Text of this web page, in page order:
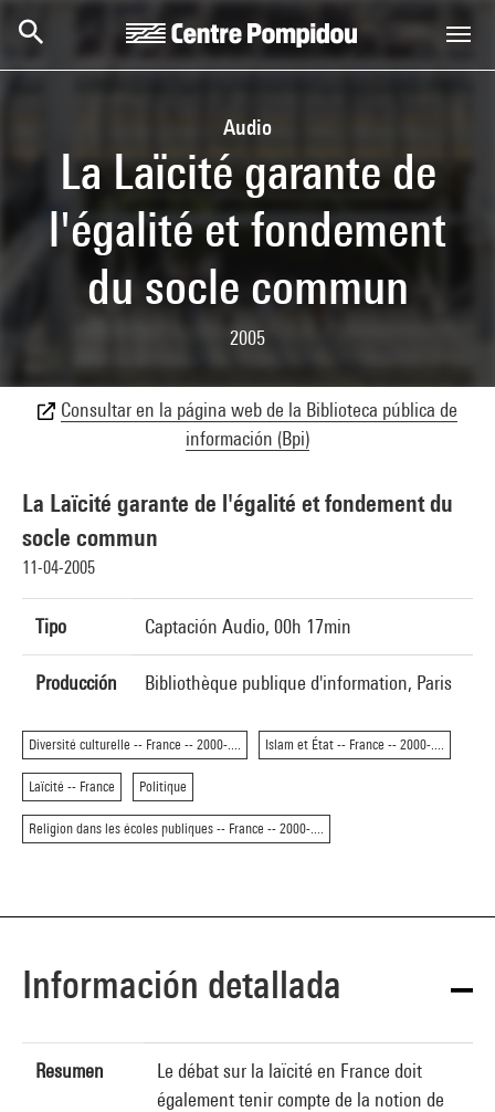
Audio
La Laïcité garante de
l'égalité et fondement
du socle commun
2005
Consultar en la página web de la Biblioteca pública de
información (Bpi)
La Laïcité garante de l'égalité et fondement du
socle commun
11-04-2005
Tipo Captación Audio, 00h 17min
Producción Bibliothèque publique d'information, Paris
Diversité culturelle -- France -- 2000-.... Islam et État -- France -- 2000-....
Laïcité -- France Politique
Religion dans les écoles publiques -- France -- 2000-....
Información detallada
Resumen
Le débat sur la laïcité en France doit
également tenir compte de la notion de